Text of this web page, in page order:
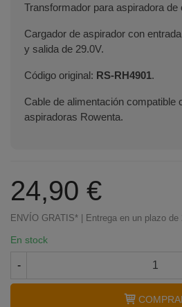
Transformador para aspiradora de
Cargador de aspirador con
y salida de 29.0V.
Código original: RS-RH4901.
Cable de alimentación compatible
aspiradoras Rowenta.
24,90 €
ENVÍO GRATIS* | Entrega en un plazo de
En stock
-